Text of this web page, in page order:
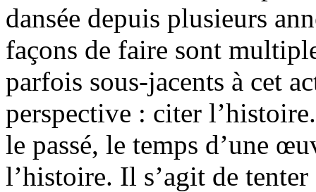
dansée depuis plusieurs
façons de faire sont
parfois sous-jacents à cet
perspective : citer
le passé, le temps d’une
l’histoire. Il s’agit de